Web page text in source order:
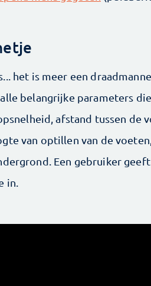
het is meer een
belangrijke parameters
afstand tussen de
van optillen van de
Een gebruiker
in.